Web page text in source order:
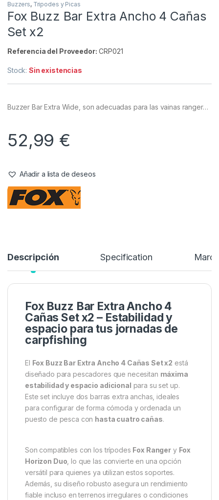
Buzzers, Tripodes y Picas
Fox Buzz Bar Extra Ancho 4 Cañas
Set x2
Referencia del Proveedor: CRP021
Stock:Sin existencias
Buzzer Bar Extra Wide, son adecuadas para las vainas ranger…
52,99 €
Añadir a lista de deseos
Descripción Specification Marca
Fox Buzz Bar Extra Ancho 4
Cañas Set x2 – Estabilidad y
espacio para tus jornadas de
carpfishing
El Fox Buzz Bar Extra Ancho 4 Cañas Set x2 está
diseñado para pescadores que necesitan máxima
estabilidad y espacio adicional para su set up.
Este set incluye dos barras extra anchas, ideales
para configurar de forma cómoda y ordenada un
puesto de pesca con hasta cuatro cañas.
Son compatibles con los trípodes Fox Ranger y Fox
Horizon Duo , lo que las convierte en una opción
versátil para quienes ya utilizan estos soportes.
Además, su diseño robusto asegura un rendimiento
fiable incluso en terrenos irregulares o condiciones